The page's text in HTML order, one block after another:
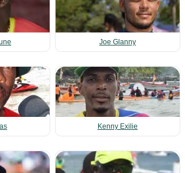
Joe Glanny
Kenny Exilie